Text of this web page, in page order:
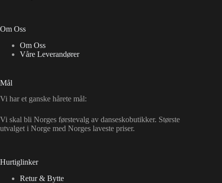
Om Oss
Om Oss
Våre Leverandører
Mål
Vi har et ganske hårete mål:
Vi skal bli Norges førstevalg av danseskobutikker. Største
utvalget i Norge med Norges laveste priser.
Hurtiglinker
Retur & Bytte